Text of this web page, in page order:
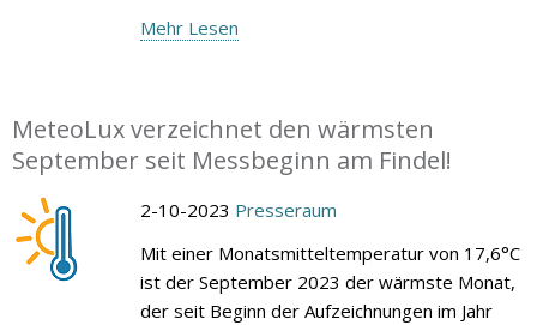
Mehr Lesen
MeteoLux verzeichnet den wärmsten
September seit Messbeginn am Findel!
2-10-2023 Presseraum
Mit einer Monatsmitteltemperatur von 17,6°C
ist der September 2023 der wärmste Monat,
der seit Beginn der Aufzeichnungen im Jahr